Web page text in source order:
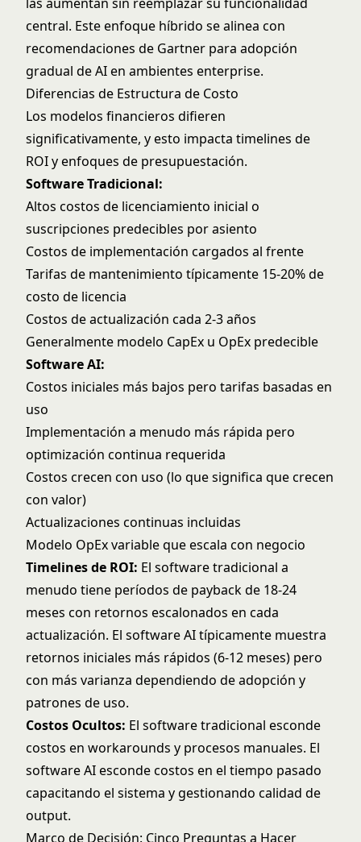
central. Este enfoque híbrido se alinea con
recomendaciones de Gartner para adopción
gradual de AI en ambientes enterprise.
Diferencias de Estructura de Costo
Los modelos financieros difieren
significativamente, y esto impacta timelines de
ROI y enfoques de presupuestación.
Software Tradicional:
Altos costos de licenciamiento inicial o
suscripciones predecibles por asiento
Costos de implementación cargados al frente
Tarifas de mantenimiento típicamente 15-20% de
costo de licencia
Costos de actualización cada 2-3 años
Generalmente modelo CapEx u OpEx predecible
Software AI:
Costos iniciales más bajos pero tarifas basadas en
uso
Implementación a menudo más rápida pero
optimización continua requerida
Costos crecen con uso (lo que significa que crecen
con valor)
Actualizaciones continuas incluidas
Modelo OpEx variable que escala con negocio
Timelines de ROI: El software tradicional a
menudo tiene períodos de payback de 18-24
meses con retornos escalonados en cada
actualización. El software AI típicamente muestra
retornos iniciales más rápidos (6-12 meses) pero
con más varianza dependiendo de adopción y
patrones de uso.
Costos Ocultos: El software tradicional esconde
costos en workarounds y procesos manuales. El
software AI esconde costos en el tiempo pasado
capacitando el sistema y gestionando calidad de
output.
Marco de Decisión: Cinco Preguntas a Hacer